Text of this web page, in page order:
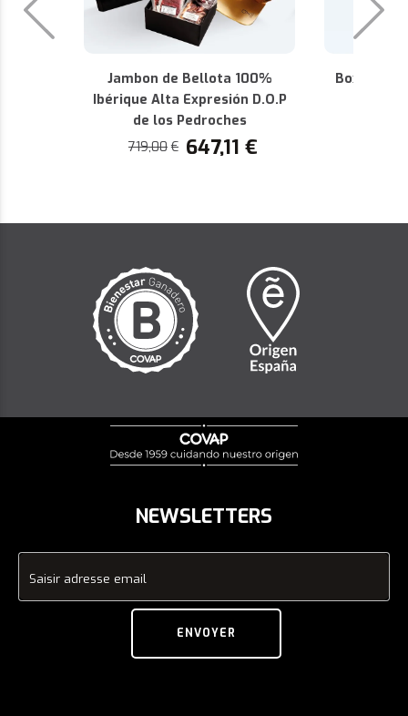
Jambon de Bellota 100%
Ibérique Alta Expresión D.O.P
de los Pedroches
719,00 € 647,11 €
Box
NEWSLETTERS
Saisir adresse email
ENVOYER